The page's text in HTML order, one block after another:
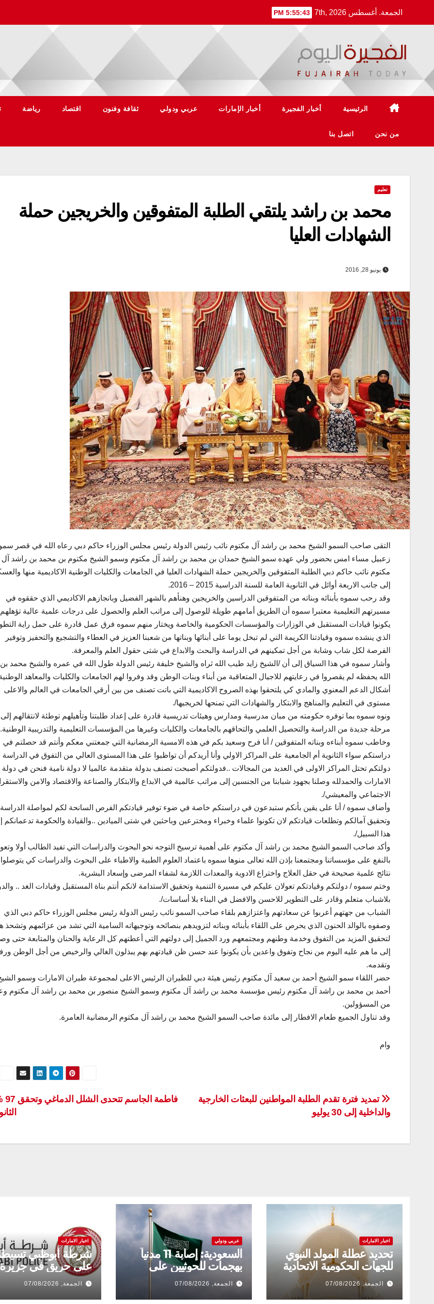
الجمعة. أغسطس 7th, 2026 5:55:44 PM
الرئيسية أخبار الفجيرة أخبار الإمارات عربي ودولي ثقافة وفنون اقتصاد رياضة
من نحن اتصل بنا
تعليم
محمد بن راشد يلتقي الطلبة المتفوقين والخريجين حملة
الشهادات العليا
يونيو 28, 2016
التقى صاحب السمو الشيخ محمد بن راشد آل مكتوم نائب رئيس الدولة رئيس مجلس الوزراء حاكم دبي رعاه الله في قصر
زعبيل مساء امس بحضور ولي عهده سمو الشيخ حمدان بن محمد بن راشد آل مكتوم وسمو الشيخ مكتوم بن محمد بن راشد آل
مكتوم نائب حاكم دبي الطلبة المتفوقين والخريجين حملة الشهادات العليا في الجامعات والكليات الوطنية الاكاديمية منها
إلى جانب الاربعة أوائل في الثانوية العامة للسنة الدراسية 2015 – 2016.
وقد رحب سموه بأبنائه وبناته من المتفوقين الدراسين والخريجين وهنأهم بالشهر الفضيل وبانجازهم الاكاديمي الذي حققوه في
مسيرتهم التعليمية معتبرا سموه أن الطريق أمامهم طويلة للوصول إلى مراتب العلم والحصول على درجات علمية عالية تؤهلهم
يكونوا قيادات المستقبل في الوزارات والمؤسسات الحكومية والخاصة ويختار منهم سموه فرق عمل قادرة على حمل راية
الذي ينشده سموه وقيادتنا الكريمة التي لم تبخل يوما على أبنائها وبناتها من شعبنا العزيز في العطاء والتشجيع والتحفيز وتوفير
الفرصة لكل شاب وشابة من أجل تمكينهم في الدراسة والبحث والابداع في شتى حقول العلم والمعرفة.
وأشار سموه في هذا السياق إلى أن /الشيخ زايد طيب الله ثراه والشيخ خليفة رئيس الدولة طول الله في عمره والشيخ محمد بن
الله يحفظه لم يقصروا في رعايتهم للاجيال المتعاقبة من أبناء وبنات الوطن وقد وفروا لهم الجامعات والكليات والمعاهد
أشكال الدعم المعنوي والمادي كي يلتحقوا بهذه الصروح الاكاديمية التي باتت تصنف من بين أرقي الجامعات في العالم والاعلى
مستوى في التعليم والمناهج والابتكار والشهادات التي تمنحها لخريجيها/.
ونوه سموه بما توفره حكومته من مبان مدرسية ومدارس وهيئات تدريسية قادرة على إعداد طلبتنا وتأهيلهم توطئة لانتقالهم إلى
مرحلة جديدة من الدراسة والتحصيل العلمي والتحاقهم بالجامعات والكليات وغيرها من المؤسسات التعليمية والتدريبية الوطنية.
وخاطب سموه أبناءه وبناته المتفوقين / أنا فرح وسعيد بكم في هذه الامسية الرمضانية التي جمعتني معكم وأنتم قد حصلتم في
دراستكم سواء الثانوية أم الجامعية على المراكز الاولي وأنا أريدكم أن تواظبوا على هذا المستوى العالي من التفوق في
دولتكم تحتل المراكز الاولى في العديد من المجالات ..فدولتكم أصبحت تصنف بدولة متقدمة عالميا لا دولة نامية فنحن في دولة
الامارات والحمدلله وصلنا بجهود شبابنا من الجنسين إلى مراتب عالمية في الابداع والابتكار والصناعة والاقتصاد والامن
الاجتماعي والمعيشي/.
وأضاف سموه / أنا على يقين بأنكم ستبدعون في دراستكم خاصة في ضوء توفير قيادتكم الفرص السانحة لكم لمواصلة الدراسة
وتحقيق آمالكم وتطلعات قيادتكم لان تكونوا علماء وخبراء ومخترعين وباحثين في شتى الميادين ..والقيادة والحكومة تدعمانكم
هذا السبيل/.
وأكد صاحب السمو الشيخ محمد بن راشد آل مكتوم على أهمية ترسيخ التوجه نحو البحوث والدراسات التي تفيد الطالب أولا
بالنفع على مؤسساتنا ومجتمعنا بإذن الله تعالى منوها سموه باعتماد العلوم الطبية والاطباء على البحوث والدراسات كي
نتائج علمية صحيحة في حقل العلاج واختراع الادوية والمعدات اللازمة لشفاء المرضى وإسعاد البشرية.
وختم سموه / دولتكم وقيادتكم تعولان عليكم في مسيرة التنمية وتحقيق الاستدامة لانكم أنتم بناة المستقبل وقيادات الغد ..
بلاشباب متعلم وقادر على التطوير للاحسن والافضل في البناء بلا أساسات/.
الشباب من جهتهم أعربوا عن سعادتهم واعتزازهم بلقاء صاحب السمو نائب رئيس الدولة رئيس مجلس الوزراء حاكم دبي الذي
وصفوه بالوالد الحنون الذي يحرص على اللقاء بأبنائه وبناته لتزويدهم بنصائحه وتوجيهاته السامية التي تشد من عزائمهم وتشحذ
لتحقيق المزيد من التفوق وخدمة وطنهم ومجتمعهم ورد الجميل إلى دولتهم التي أعطتهم كل الرعاية والحنان والمتابعة حتى
إلى ما هم عليه اليوم من نجاح وتفوق واعدين بأن يكونوا عند حسن ظن قيادتهم بهم يبذلون الغالي والرخيص من أجل الوطن
وتقدمه.
حضر اللقاء سمو الشيخ أحمد بن سعيد آل مكتوم رئيس هيئة دبي للطيران الرئيس الاعلى لمجموعة طيران الامارات وسمو
أحمد بن محمد بن راشد آل مكتوم رئيس مؤسسة محمد بن راشد آل مكتوم وسمو الشيخ منصور بن محمد بن راشد آل مكتوم
من المسؤولين.
وقد تناول الجميع طعام الافطار إلى مائدة صاحب السمو الشيخ محمد بن راشد آل مكتوم الرمضانية العامرة.
وام
تصفّح
المقالات
تمديد فترة تقدم الطلبة المواطنين للبعثات الخارجية
والداخلية إلى 30 يوليو
اخبار الامارات
تحديد عطلة المولد النبوي
للجهات الحكومية الاتحادية
والقطاع الخاص
الجمعة, 07/08/2026
عربي ودولي
السعودية: إصابة 11 مدنياً
بهجمات للحوثيين على
نجرانالجمعة, 07/08/2026
اخبار الامارات
شرطة أبوظبي
على حريق في
الجمعة, 07/08/2026